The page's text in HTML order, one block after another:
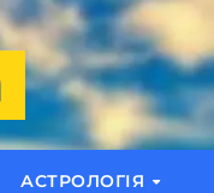
АСТРОЛОГІЯ